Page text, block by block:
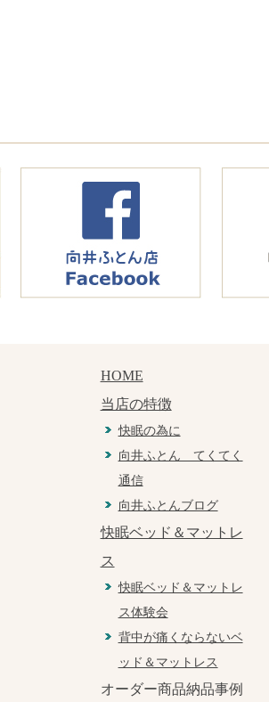
HOME
当店の特徴
快眠の為に
向井ふとん てくてく
通信
向井ふとんブログ
快眠ベッド＆マットレ
ス
快眠ベッド＆マットレ
ス体験会
背中が痛くならないベ
ッド＆マットレス
オーダー商品納品事例